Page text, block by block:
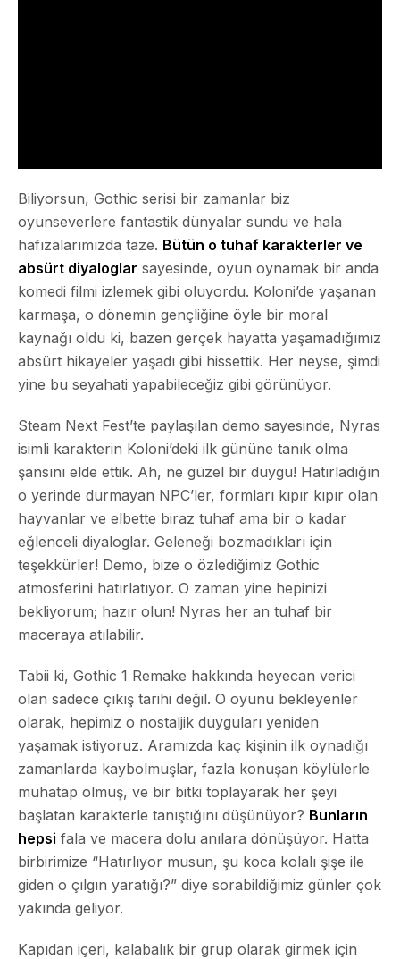
Biliyorsun, Gothic serisi bir zamanlar biz
oyunseverlere fantastik dünyalar sundu ve hala
hafızalarımızda taze. Bütün o tuhaf karakterler ve
absürt diyaloglar sayesinde, oyun oynamak bir anda
komedi filmi izlemek gibi oluyordu. Koloni’de yaşanan
karmaşa, o dönemin gençliğine öyle bir moral
kaynağı oldu ki, bazen gerçek hayatta yaşamadığımız
absürt hikayeler yaşadı gibi hissettik. Her neyse, şimdi
yine bu seyahati yapabileceğiz gibi görünüyor.
Steam Next Fest’te paylaşılan demo sayesinde, Nyras
isimli karakterin Koloni’deki ilk gününe tanık olma
şansını elde ettik. Ah, ne güzel bir duygu! Hatırladığın
o yerinde durmayan NPC’ler, formları kıpır kıpır olan
hayvanlar ve elbette biraz tuhaf ama bir o kadar
eğlenceli diyaloglar. Geleneği bozmadıkları için
teşekkürler! Demo, bize o özlediğimiz Gothic
atmosferini hatırlatıyor. O zaman yine hepinizi
bekliyorum; hazır olun! Nyras her an tuhaf bir
maceraya atılabilir.
Tabii ki, Gothic 1 Remake hakkında heyecan verici
olan sadece çıkış tarihi değil. O oyunu bekleyenler
olarak, hepimiz o nostaljik duyguları yeniden
yaşamak istiyoruz. Aramızda kaç kişinin ilk oynadığı
zamanlarda kaybolmuşlar, fazla konuşan köylülerle
muhatap olmuş, ve bir bitki toplayarak her şeyi
başlatan karakterle tanıştığını düşünüyor? Bunların
hepsi fala ve macera dolu anılara dönüşüyor. Hatta
birbirimize “Hatırlıyor musun, şu koca kolalı şişe ile
giden o çılgın yaratığı?” diye sorabildiğimiz günler çok
yakında geliyor.
Kapıdan içeri, kalabalık bir grup olarak girmek için